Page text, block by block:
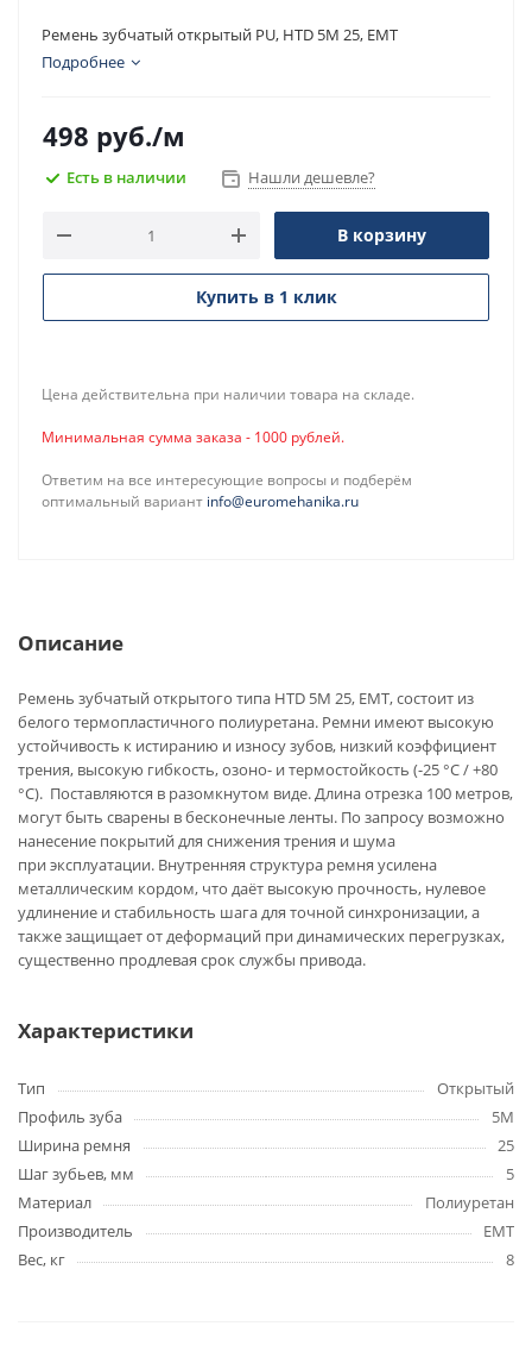
Ремень зубчатый открытый PU, HTD 5M 25, EMT
Подробнее
498 руб./м
Есть в наличии Нашли дешевле?
В корзину
Купить в 1 клик
Цена действительна при наличии товара на складе.
Минимальная сумма заказа - 1000 рублей.
Ответим на все интересующие вопросы и подберём
оптимальный вариант info@euromehanika.ru
Описание
Ремень зубчатый открытого типа HTD 5M 25, ЕМТ, состоит из
белого термопластичного полиуретана. Ремни имеют высокую
устойчивость к истиранию и износу зубов, низкий коэффициент
трения, высокую гибкость, озоно- и термостойкость (-25 °C / +80
°C). Поставляются в разомкнутом виде. Длина отрезка 100 метров,
могут быть сварены в бесконечные ленты. По запросу возможно
нанесение покрытий для снижения трения и шума
при эксплуатации. Внутренняя структура ремня усилена
металлическим кордом, что даёт высокую прочность, нулевое
удлинение и стабильность шага для точной синхронизации, а
также защищает от деформаций при динамических перегрузках,
существенно продлевая срок службы привода.
Характеристики
Тип
Открытый
Профиль зуба
5M
Ширина ремня
25
Шаг зубьев, мм
5
Материал
Полиуретан
Производитель
EMT
Вес, кг
8